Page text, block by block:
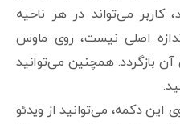
کاربر می‌تواند در هر ناحیه
اصلی نیست، روی ماوس
آن بازگردد. همچنین می‌توانید
این دکمه، می‌توانید از ویدئو